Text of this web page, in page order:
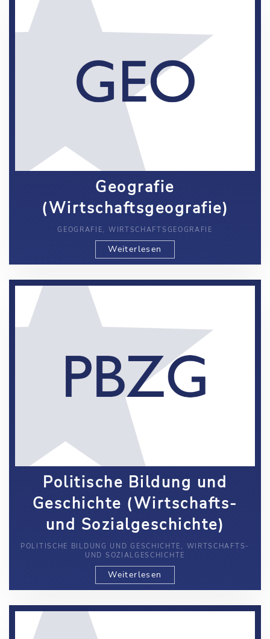
Geografie
(Wirtschaftsgeografie)
GEOGRAFIE, WIRTSCHAFTSGEOGRAFIE
Weiterlesen
Politische Bildung und
Geschichte (Wirtschafts-
und Sozialgeschichte)
POLITISCHE BILDUNG UND GESCHICHTE, WIRTSCHAFTS-
UND SOZIALGESCHICHTE
Weiterlesen